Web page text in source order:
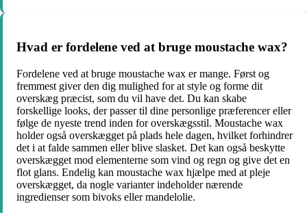
Hvad er fordelene ved at bruge moustache wax?
Fordelene ved at bruge moustache wax er mange. Først og
fremmest giver den dig mulighed for at style og forme dit
overskæg præcist, som du vil have det. Du kan skabe
forskellige looks, der passer til dine personlige præferencer eller
følge de nyeste trend inden for overskægsstil. Moustache wax
holder også overskægget på plads hele dagen, hvilket forhindrer
det i at falde sammen eller blive slasket. Det kan også beskytte
overskægget mod elementerne som vind og regn og give det en
flot glans. Endelig kan moustache wax hjælpe med at pleje
overskægget, da nogle varianter indeholder nærende
ingredienser som bivoks eller mandelolie.